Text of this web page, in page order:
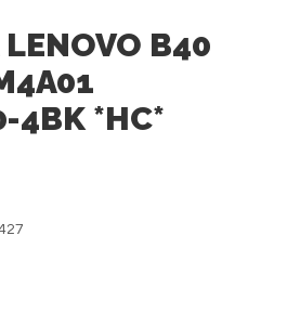
LENOVO B40
4BK *HC*